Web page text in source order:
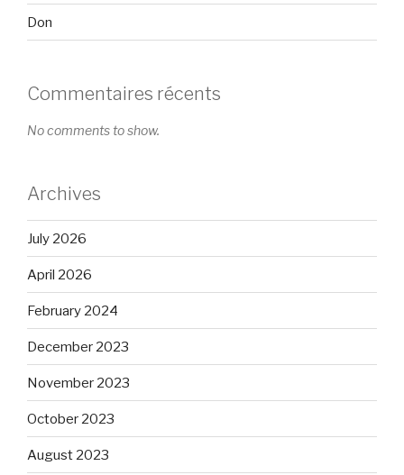
Don
Commentaires récents
No comments to show.
Archives
July 2026
April 2026
February 2024
December 2023
November 2023
October 2023
August 2023